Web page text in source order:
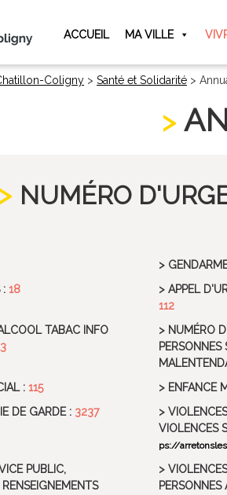
ACCUEIL MA VILLE
Coligny > Santé et Solidarité >
NUMÉRO
>
: 18
> APPEL
112
TABAC INFO
> NUMÉRO
PERSONNES
: 115 > ENFANCE
DE GARDE : 3237
>
VIOLENCES
ps://
PUBLIC,
>